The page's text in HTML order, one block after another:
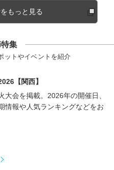
もっと見る
集
ットやイベントを紹介
【関西】
大会を掲載。2026年の開催日、
情報や人気ランキングなどをお